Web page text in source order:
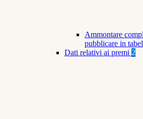
Ammontare
pubblicare in
Dati relativi ai premi 2